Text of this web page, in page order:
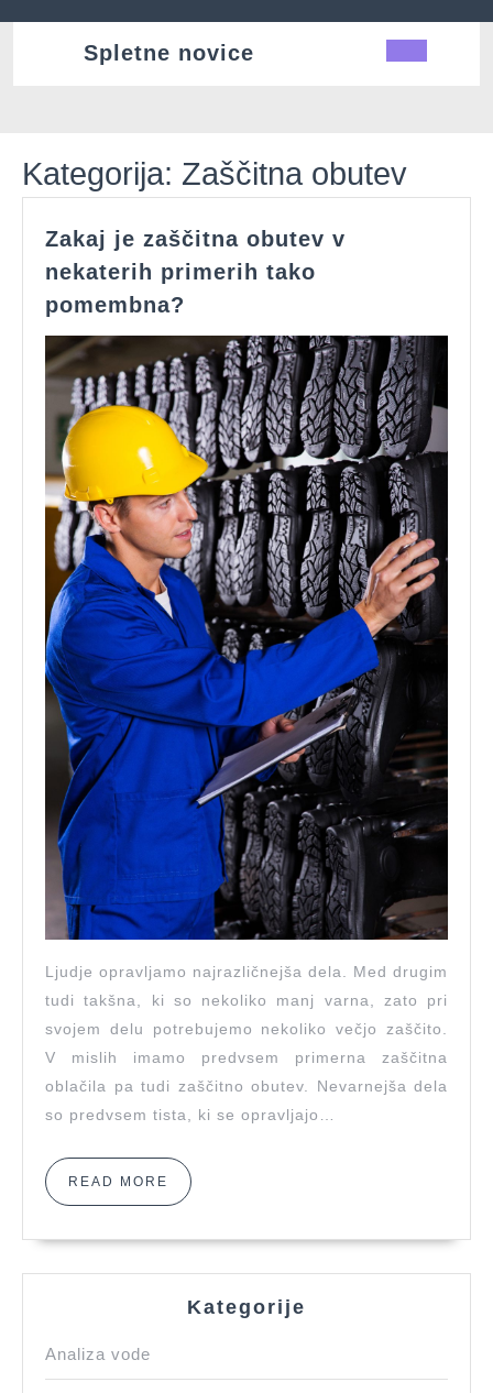
Spletne novice
Kategorija: Zaščitna obutev
Zakaj je zaščitna obutev v
nekaterih primerih tako
pomembna?
zaščitna
obutev
v
nekaterih
primerih
tako
pomembna?
Ljudje opravljamo najrazličnejša dela. Med drugim
tudi takšna, ki so nekoliko manj varna, zato pri
svojem delu potrebujemo nekoliko večjo zaščito.
V mislih imamo predvsem primerna zaščitna
oblačila pa tudi zaščitno obutev. Nevarnejša dela
so predvsem tista, ki se opravljajo…
READ MORE READ
MORE
Kategorije
Analiza vode